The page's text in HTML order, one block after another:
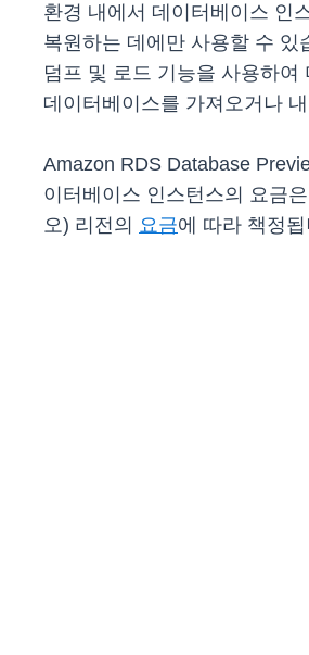
환경 내에서 데이터베이스 인
복원하는 데에만 사용할 수 있
덤프 및 로드 기능을 사용하여
데이터베이스를 가져오거나
Amazon RDS Database
이터베이스 인스턴스의 요금
오) 리전의 요금에 따라 책정